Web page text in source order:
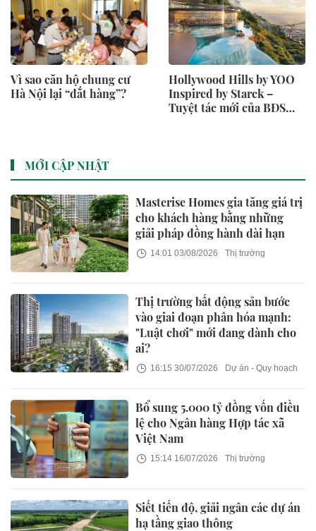
Vì sao căn hộ chung cư
Hà Nội lại “đắt hàng”?
Hollywood Hills by YOO
Inspired by Starck –
Tuyệt tác mới của BĐS
MỚI CẬP NHẬT
Masterise Homes gia tăng giá trị
cho khách hàng bằng những
giải pháp đồng hành dài hạn
14:01 03/08/2026 Thị trường
Thị trường bất động sản bước
vào giai đoạn phân hóa mạnh:
"Luật chơi" mới đang dành cho
ai?
16:15 30/07/2026 Dự án - Quy hoạch
Bổ sung 5.000 tỷ đồng vốn điều
lệ cho Ngân hàng Hợp tác xã
Việt Nam
15:14 16/07/2026 Thị trường
Siết tiến độ, giải ngân các dự án
hạ tầng giao thông